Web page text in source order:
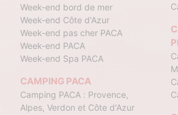
Week-end bord de mer
Week-end Côte d'Azur
Week-end pas cher PACA
Week-end PACA
Week-end Spa PACA
CAMPING PACA
Camping PACA : Provence,
Alpes, Verdon et Côte d'Azur